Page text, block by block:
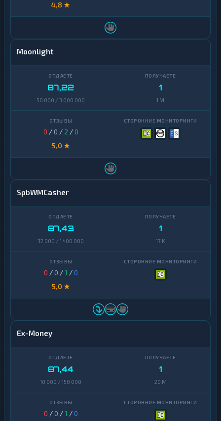
4,8 ★
Moonlight
87,22
50 000 / 3 000 000
1
1 M
0 / 0 / 2 /0
5,0 ★
SpbWMCasher
87,43
32 000 / 1 400 000
1
17 K
0 / 0 /1 /0
5,0 ★
Ex-Money
87,44
10 000 / 150 000
1
20 M
0 / 0 /1 /0